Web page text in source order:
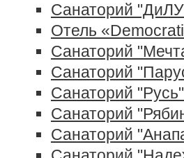
Санаторий
Отель
Санаторий
Санаторий
Санаторий
Санаторий
Санаторий